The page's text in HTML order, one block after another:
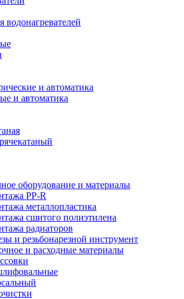
и автоматика
и автоматика
оборудование и материалы
PP-R
металлопластика
сшитого полиэтилена
радиаторов
и резьбонарезной инструмент
и расходные материалы